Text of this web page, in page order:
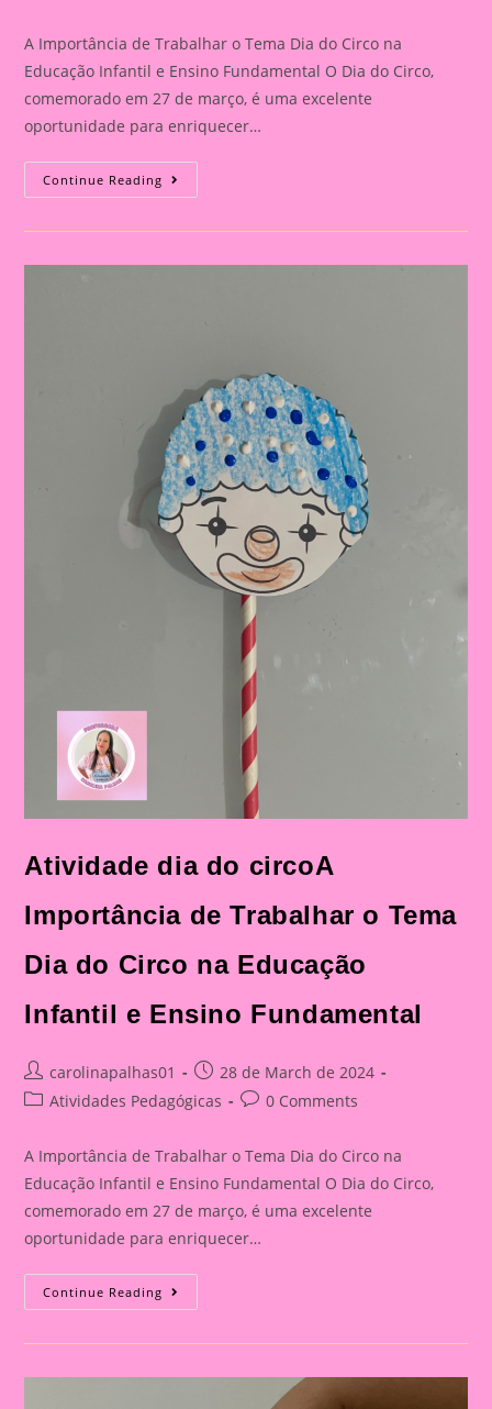
A Importância de Trabalhar o Tema Dia do Circo na
Educação Infantil e Ensino Fundamental O Dia do Circo,
comemorado em 27 de março, é uma excelente
oportunidade para enriquecer…
Continue Reading Atividade
Dia
Circo|A
Educação
Infantil
E
Ensino
Fundamental
Atividade dia do circoA
Importância de Trabalhar o Tema
Dia do Circo na Educação
Infantil e Ensino Fundamental
Post
author:
carolinapalhas01
Post
published:
28 de March de 2024
PostAtividades Pedagógicas
Post0 Comments
A Importância de Trabalhar o Tema Dia do Circo na
Educação Infantil e Ensino Fundamental O Dia do Circo,
comemorado em 27 de março, é uma excelente
oportunidade para enriquecer…
Continue Reading Atividade
Dia
CircoA